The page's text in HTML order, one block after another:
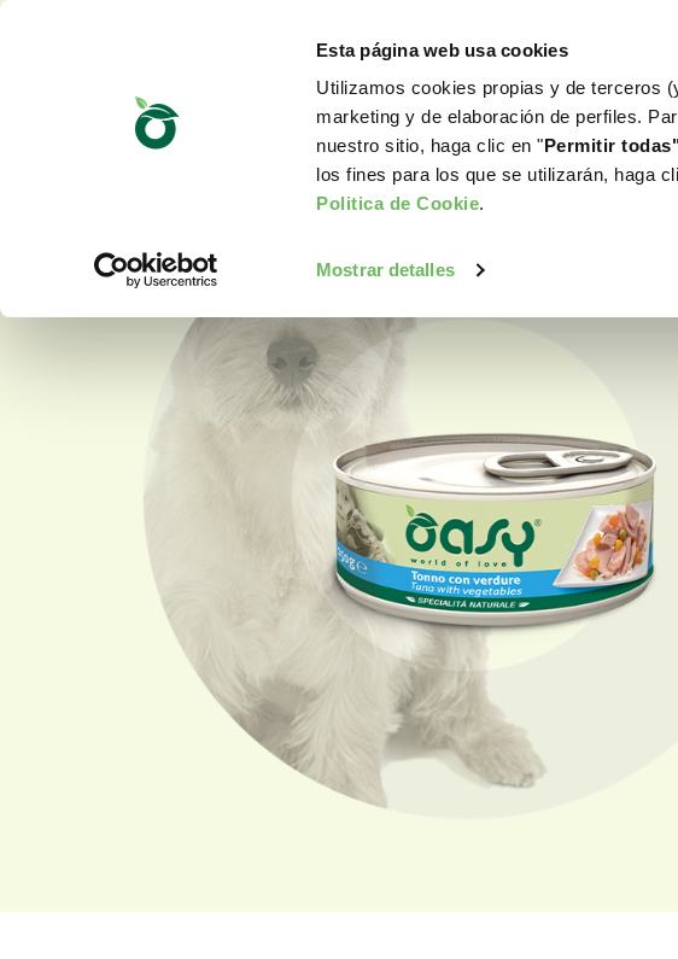
Esta página web usa cookies
Utilizamos cookies propias y de terceros
marketing y de elaboración de perfiles.
nuestro sitio, haga clic en "Permitir todas"
los fines para los que se utilizarán, haga
Politica de Cookie.
Mostrar detalles